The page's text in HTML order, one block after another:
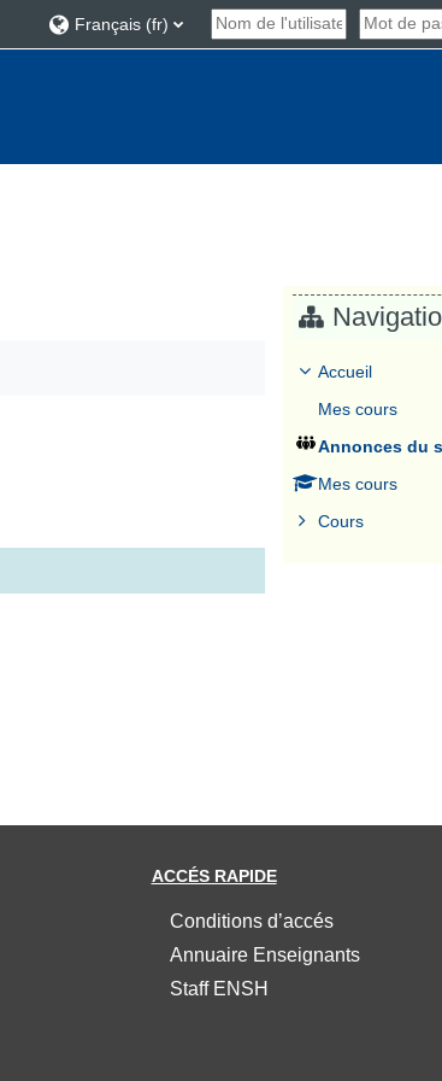
Français ‎(fr)‎
Accueil
Mes cours
Annonces du
Mes cours
Cours
ACCÉS RAPIDE
Conditions d’accés
Annuaire Enseignants
Staff ENSH